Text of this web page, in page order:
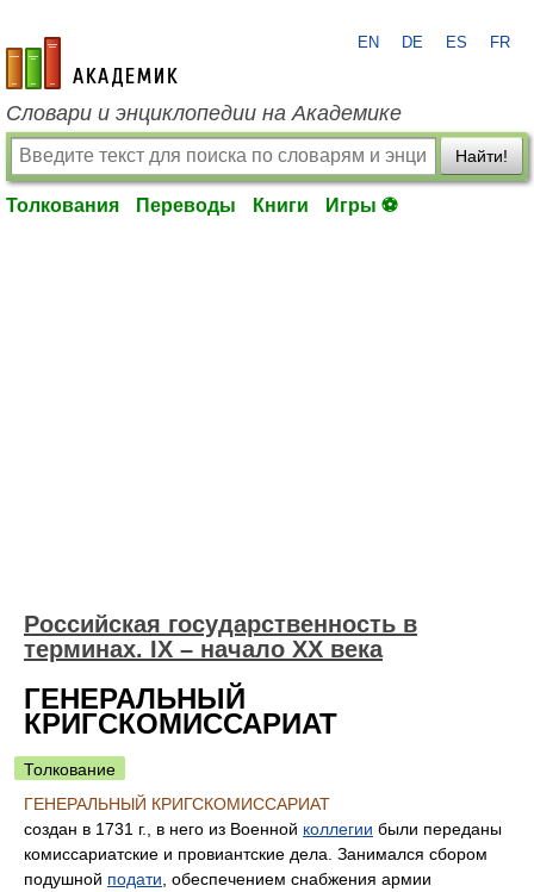
academic.ru
EN DE ES FR
Словари и энциклопедии на Академике
Найти!
Толкования Переводы Книги Игры ⚽
Российская государственность в
терминах. IX – начало XX века
ГЕНЕРАЛЬНЫЙ
КРИГСКОМИССАРИAT
Толкование
ГЕНЕРАЛЬНЫЙ КРИГСКОМИССАРИAT
создан в 1731 г., в него из Военной коллегии были переданы
комиссариатские и провиантские дела. Занимался сбором
подушной подати , обеспечением снабжения армии